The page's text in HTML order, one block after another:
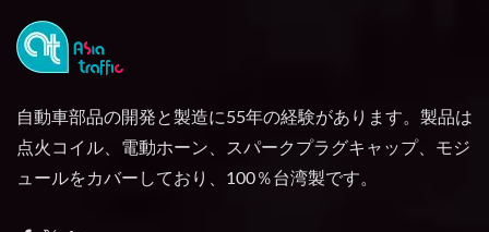
自動車部品の開発と製造に55年の経験があります。製品は
点火コイル、電動ホーン、スパークプラグキャップ、モジ
ュールをカバーしており、100％台湾製です。